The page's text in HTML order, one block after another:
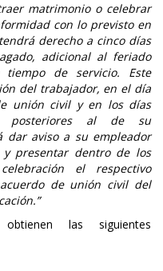
matrimonio o celebrar
con lo previsto en
derecho a cinco días
adicional al feriado
tiempo de servicio. Este
del trabajador, en el día
unión civil y en los días
posteriores al de su
dar aviso a su empleador
presentar dentro de los
el respectivo
de unión civil del
las siguientes